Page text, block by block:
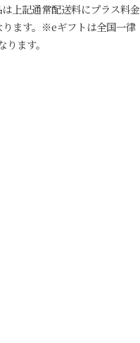
上記通常配送料にプラス料金
ります。※eギフトは全国一律
ます。